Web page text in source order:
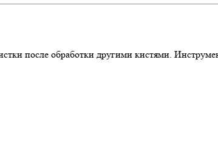
после обработки другими кистями.